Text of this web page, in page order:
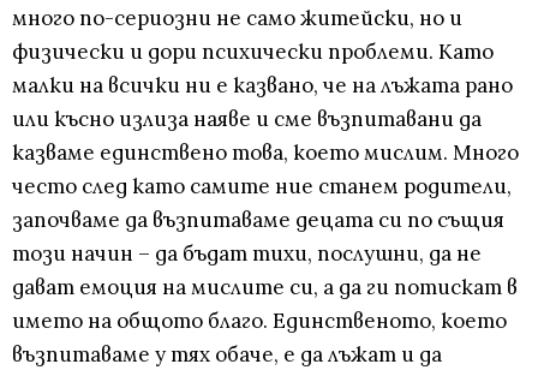
много по-сериозни не само житейски, но и
физически и дори психически проблеми. Като
малки на всички ни е казвано, че на лъжата рано
или късно излиза наяве и сме възпитавани да
казваме единствено това, което мислим. Много
често след като самите ние станем родители,
започваме да възпитаваме децата си по същия
този начин – да бъдат тихи, послушни, да не
дават емоция на мислите си, а да ги потискат в
името на общото благо. Единственото, което
възпитаваме у тях обаче, е да лъжат и да